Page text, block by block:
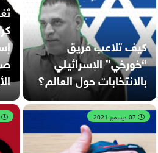
كيف تلاعب فريق
“خورخي” الإسرائيلي
بالانتخابات حول العالم؟